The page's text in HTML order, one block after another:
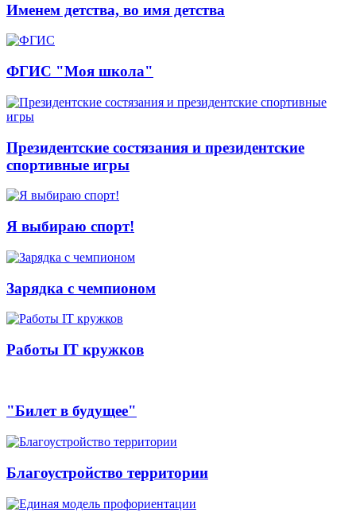
Именем детства, во имя детства
ФГИС "Моя школа"
Президентские состязания и президентские
спортивные игры
Я выбираю спорт!
Зарядка с чемпионом
Работы IT кружков
"Билет в будущее"
Благоустройство территории